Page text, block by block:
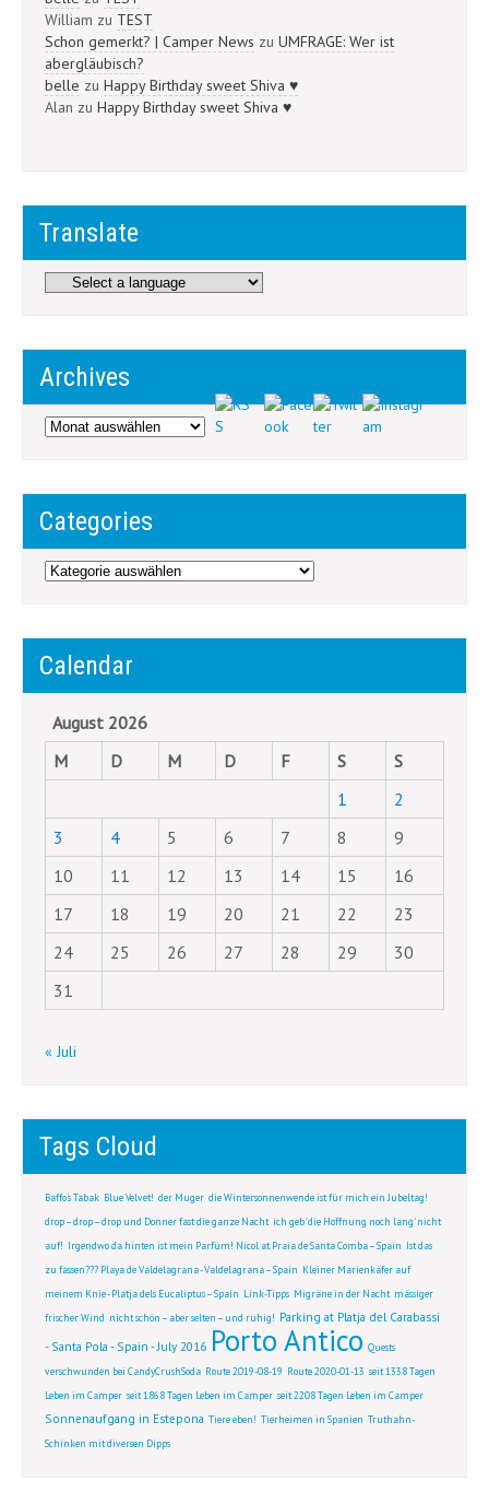
William zu TEST
Schon gemerkt? | Camper News zu UMFRAGE: Wer ist
abergläubisch?
belle zu Happy Birthday sweet Shiva ♥
Alan zu Happy Birthday sweet Shiva ♥
Translate
Archives
Archives
Categories
Categories
Calendar
August 2026
M
D M D F S
S
1
2
3
4 5 6 7 8
9
10
11 12 13 14 15
16
17
18 19 20 21 22
23
24
25 26 27 28 29
30
31
« Juli
Tags Cloud
Baffo's Tabak Blue Velvet! der Muger die Wintersonnenwende ist für mich ein Jubeltag!
drop – drop – drop und Donner fast die ganze Nacht ich geb' die Hoffnung noch lang' nicht
auf! Irgendwo da hinten ist mein Parfüm! Nicol at Praia de Santa Comba – Spain Ist das
zu fassen??? Playa de Valdelagrana - Valdelagrana – Spain Kleiner Marienkäfer auf
meinem Knie - Platja dels Eucaliptus – Spain Link-Tipps Migräne in der Nacht mässiger
frischer Wind nicht schön – aber selten – und ruhig! Parking at Platja del Carabassi
- Santa Pola - Spain - July 2016 Porto Antico Quests
verschwunden bei CandyCrushSoda Route 2019-08-19 Route 2020-01-13 seit 1338 Tagen
Leben im Camper seit 1868 Tagen Leben im Camper seit 2208 Tagen Leben im Camper
Sonnenaufgang in Estepona Tiere eben! Tierheimen in Spanien Truthahn-
Schinken mit diversen Dipps